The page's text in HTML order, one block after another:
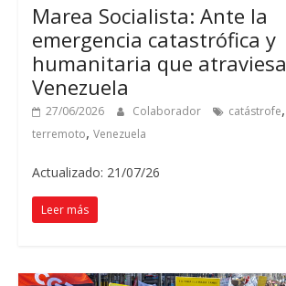
Marea Socialista: Ante la
emergencia catastrófica y
humanitaria que atraviesa
Venezuela
27/06/2026 Colaborador catástrofe,
terremoto, Venezuela
Actualizado: 21/07/26
Leer más